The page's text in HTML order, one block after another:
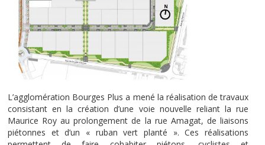
L’agglomération Bourges Plus a mené la réalisation de travaux
consistant en la création d’une voie nouvelle reliant la rue
Maurice Roy au prolongement de la rue Amagat, de liaisons
piétonnes et d’un « ruban vert planté ». Ces réalisations